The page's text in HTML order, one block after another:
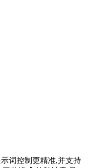
词控制更精准,并支持